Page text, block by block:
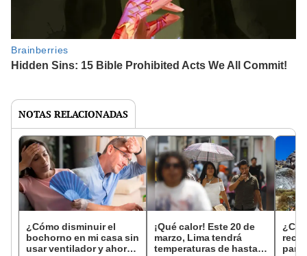
NOTAS RELACIONADAS
¿Cómo disminuir el
bochorno en mi casa sin
usar ventilador y ahorrar
¡Qué calor! Este 20 de
marzo, Lima tendrá
temperaturas de hasta
para